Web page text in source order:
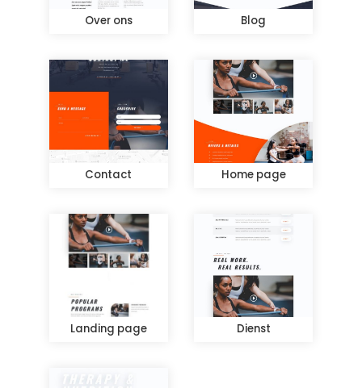
Over ons Blog
Contact Home page
Landing page Dienst